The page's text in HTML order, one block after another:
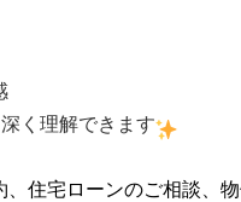
く理解できます
住宅ローンのご相談、